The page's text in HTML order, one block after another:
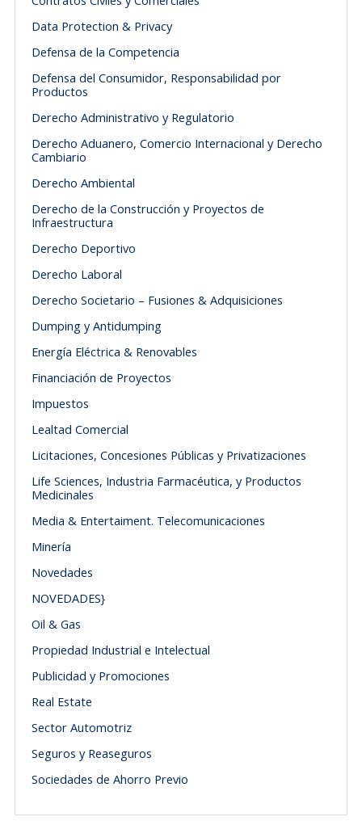
Data Protection & Privacy
Defensa de la Competencia
Defensa del Consumidor, Responsabilidad por
Productos
Derecho Administrativo y Regulatorio
Derecho Aduanero, Comercio Internacional y Derecho
Cambiario
Derecho Ambiental
Derecho de la Construcción y Proyectos de
Infraestructura
Derecho Deportivo
Derecho Laboral
Derecho Societario – Fusiones & Adquisiciones
Dumping y Antidumping
Energía Eléctrica & Renovables
Financiación de Proyectos
Impuestos
Lealtad Comercial
Licitaciones, Concesiones Públicas y Privatizaciones
Life Sciences, Industria Farmacéutica, y Productos
Medicinales
Media & Entertaiment. Telecomunicaciones
Minería
Novedades
NOVEDADES}
Oil & Gas
Propiedad Industrial e Intelectual
Publicidad y Promociones
Real Estate
Sector Automotriz
Seguros y Reaseguros
Sociedades de Ahorro Previo